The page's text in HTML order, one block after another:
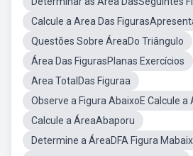
Calcule a Area Das
Questões Sobre ÁreaDo Triângulo
Área Das FigurasPlanas Exercícios
Area TotalDas Figuraa
Observe a Figura AbaixoE Calcule a
Calcule a ÁreaAbaporu
Determine a ÁreaDFA Figura